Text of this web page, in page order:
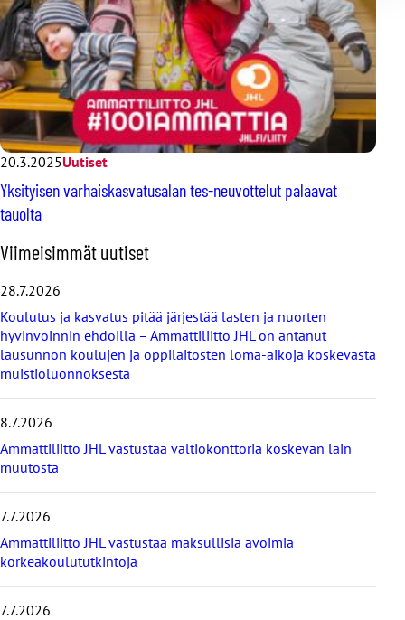
20.3.2025Uutiset
Yksityisen varhaiskasvatusalan tes-neuvottelut palaavat
tauolta
O
h
i
t
a
v
i
i
i
s
i
ä
t
u
u
t
i
Viimeisimmät uutiset
28.7.2026
Koulutus ja kasvatus pitää järjestää lasten ja nuorten
hyvinvoinnin ehdoilla – Ammattiliitto JHL on antanut
lausunnon koulujen ja oppilaitosten loma-aikoja koskevasta
muistioluonnoksesta
8.7.2026
Ammattiliitto JHL vastustaa valtiokonttoria koskevan lain
muutosta
7.7.2026
Ammattiliitto JHL vastustaa maksullisia avoimia
korkeakoulututkintoja
7.7.2026